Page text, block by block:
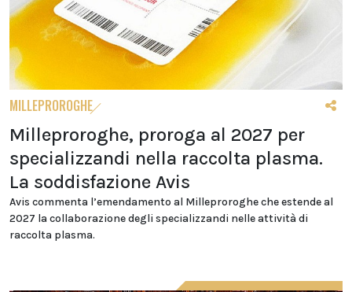
MILLEPROROGHE
Milleproroghe, proroga al 2027 per
specializzandi nella raccolta plasma.
La soddisfazione Avis
Avis commenta l’emendamento al Milleproroghe che estende al
2027 la collaborazione degli specializzandi nelle attività di
raccolta plasma.